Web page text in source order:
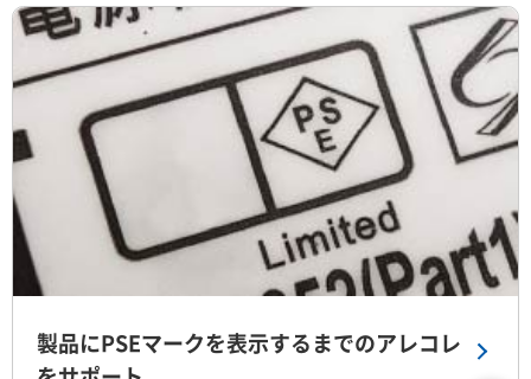
製品にPSEマークを表示するまでのアレコレ